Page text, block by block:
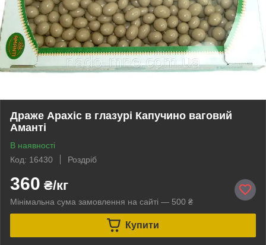
Драже Арахіс в глазурі Капучино ваговий
Аманті
В наявності
Код: 16430
Роздріб
360 ₴/кг
Мінімальна сума замовлення на сайті — 500 ₴
Купити